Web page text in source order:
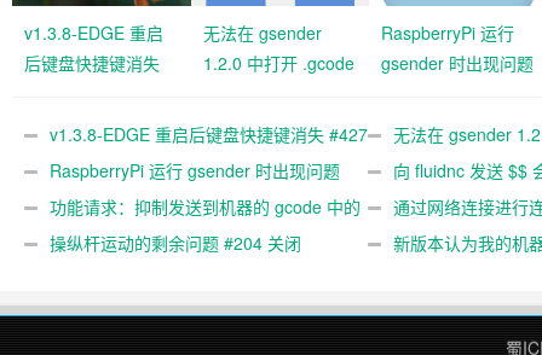
v1.3.8-EDGE 重启
后键盘快捷键消失
无法在 gsender
1.2.0 中打开 .gcode
RaspberryPi 运行
gsender 时出现问题
v1.3.8-EDGE 重启后键盘快捷键消失 #427
关闭
无法在 gsender
#367
RaspberryPi 运行 gsender 时出现问题
#89
向 fluidnc 发送 $$
#473
功能请求：抑制发送到机器的 gcode 中的
gcode 注释。 #444 关闭
通过网络连接进行
操纵杆运动的剩余问题 #204 关闭
新版本认为我的机
蜀